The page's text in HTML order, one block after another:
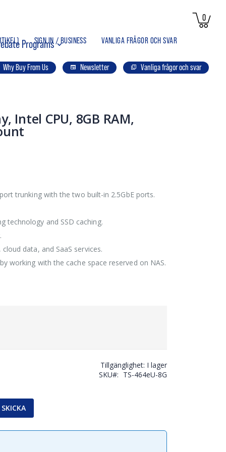
0artiklar
) SIGN IN / BUSINESS VANLIGA FRÅGOR OCH SVAR
Programs
Why Buy From Us Newsletter Vanliga frågor och svar
Intel CPU, 8GB RAM,
trunking with the two built-in 2.5GbE ports.
technology and SSD caching.
data, and SaaS services.
working with the cache space reserved on NAS.
Tillgänglighet: I lager
SKU
TS-464eU-8G
SKICKA